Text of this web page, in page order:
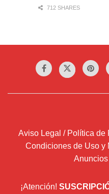
712 SHARES
Aviso Legal / Política de
Condiciones de Uso y
¡Atención!